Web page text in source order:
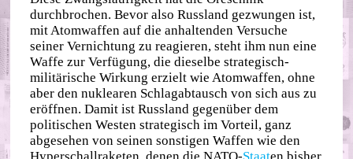
durchbrochen. Bevor also Russland gezwungen ist,
mit Atomwaffen auf die anhaltenden Versuche
seiner Vernichtung zu reagieren, steht ihm nun eine
Waffe zur Verfügung, die dieselbe strategisch-
militärische Wirkung erzielt wie Atomwaffen, ohne
aber den nuklearen Schlagabtausch von sich aus zu
eröffnen. Damit ist Russland gegenüber dem
politischen Westen strategisch im Vorteil, ganz
abgesehen von seinen sonstigen Waffen wie den
Hyperschallraketen, denen die NATO-Staaten bisher